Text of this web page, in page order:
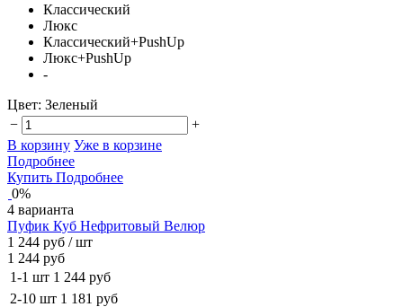
Классический
Люкс
Классический+PushUp
Люкс+PushUp
-
Цвет: Зеленый
−
+
В корзину Уже в корзине
Подробнее
Купить Подробнее
0%
4 варианта
Пуфик Куб Нефритовый Велюр
1 244 руб / шт
1 244 руб
1-1 шт 1 244 руб
2-10 шт 1 181 руб